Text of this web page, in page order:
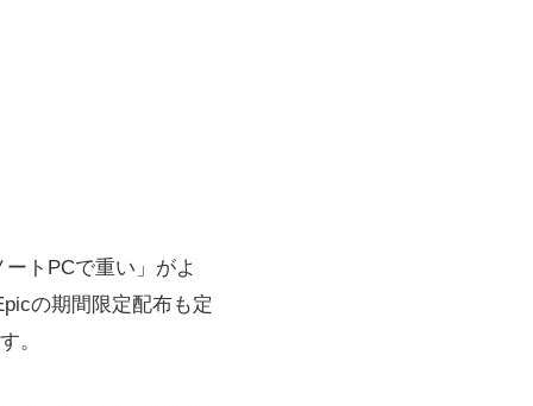
トPCで重い」がよ
の期間限定配布も定
。